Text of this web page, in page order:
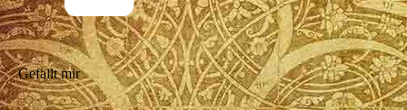
Gefällt mir